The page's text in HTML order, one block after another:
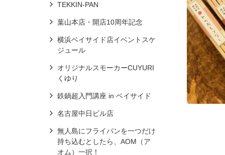
TEKKIN-PAN
葉山本店・開店10周年記念
横浜ベイサイド店イベントスケ
ジュール
オリジナルスモーカーCUYURI
くゆり
鉄鍋超入門講座 in ベイサイド
名古屋中日ビル店
無人島にフライパンを一つだけ
持ち込むとしたら、AOM（ア
オム）一択！